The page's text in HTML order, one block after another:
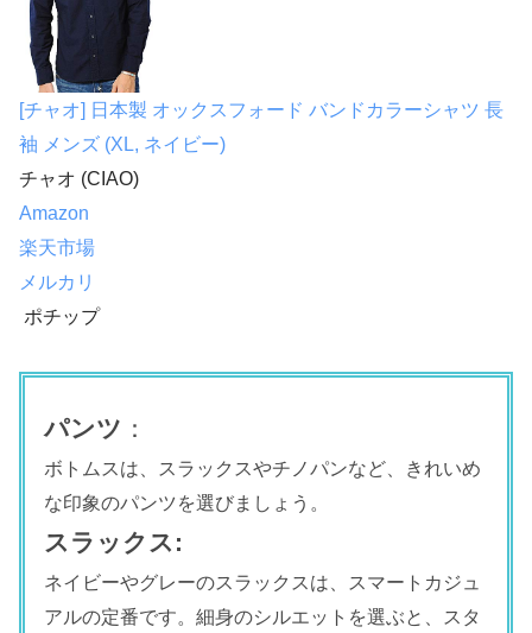
[チャオ] 日本製 オックスフォード バンドカラーシャツ 長
袖 メンズ (XL, ネイビー)
チャオ (CIAO)
Amazon
楽天市場
メルカリ
ポチップ
パンツ ：
ボトムスは、スラックスやチノパンなど、きれいめ
な印象のパンツを選びましょう。
スラックス:
ネイビーやグレーのスラックスは、スマートカジュ
アルの定番です。細身のシルエットを選ぶと、スタ